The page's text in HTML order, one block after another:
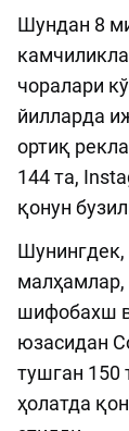
Шундан 8
чоралари
йилларда
ортиқ
144 та,
қонун
шифобахш
юзасидан
тушган 150
ҳолатда